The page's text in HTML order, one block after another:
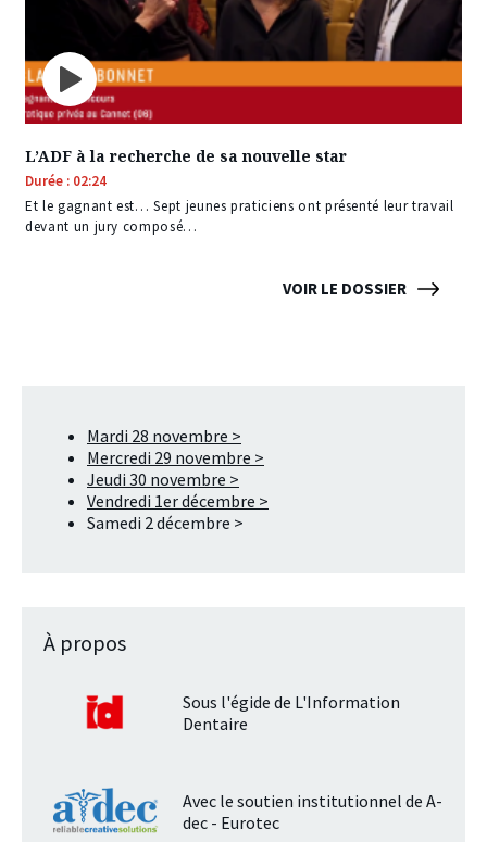
VOIR LE DOSSIER
L’ADF à la recherche de sa nouvelle star
Durée : 02:24
Et le gagnant est… Sept jeunes praticiens ont présenté leur travail
devant un jury composé…
Mardi 28 novembre >
Mercredi 29 novembre >
Jeudi 30 novembre >
Vendredi 1er décembre >
Samedi 2 décembre >
À propos
Sous l'égide de L'Information
Dentaire
Avec le soutien institutionnel de A-
dec - Eurotec